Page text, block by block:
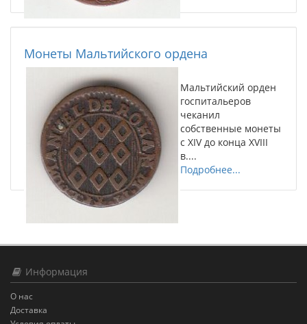
Монеты Мальтийского ордена
Мальтийский орден
госпитальеров
чеканил
собственные монеты
с XIV до конца XVIII
в....
Подробнее...
Информация
О нас
Доставка